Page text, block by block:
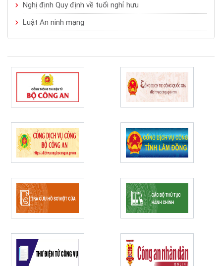
Nghị định Quy định về tuổi nghỉ hưu
Luật An ninh mạng